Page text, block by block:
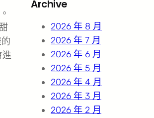
進
c
Archive
2026 年 8 月
2026 年 7 月
2026 年 6 月
2026 年 5 月
2026 年 4 月
2026 年 3 月
2026 年 2 月